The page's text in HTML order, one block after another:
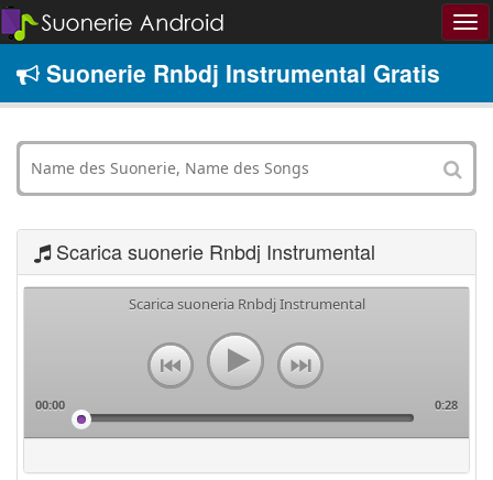
Suonerie Rnbdj Instrumental Gratis
Scarica suonerie Rnbdj Instrumental
Scarica suoneria Rnbdj Instrumental
00:00 0:28